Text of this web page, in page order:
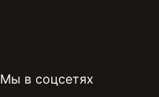
Мы в соцсетях